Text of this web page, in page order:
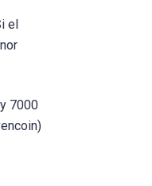
el
7000